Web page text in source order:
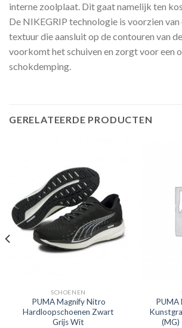
interne zoolplaat. Dit gaat namelijk ten
De NIKEGRIP technologie is voorzien van
textuur die aansluit op de contouren van
voorkomt het schuiven en zorgt voor een
schokdemping.
GERELATEERDE PRODUCTEN
SCHOENEN
PUMA Magnify Nitro
Hardloopschoenen Zwart
Grijs Wit
PUMA